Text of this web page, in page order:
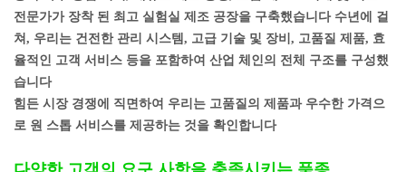
전문가가 장착 된 최고 실험실 제조 공장을 구축했습니다 수년에 걸
쳐, 우리는 건전한 관리 시스템, 고급 기술 및 장비, 고품질 제품, 효
율적인 고객 서비스 등을 포함하여 산업 체인의 전체 구조를 구성했
습니다
힘든 시장 경쟁에 직면하여 우리는 고품질의 제품과 우수한 가격으
로 원 스톱 서비스를 제공하는 것을 확인합니다